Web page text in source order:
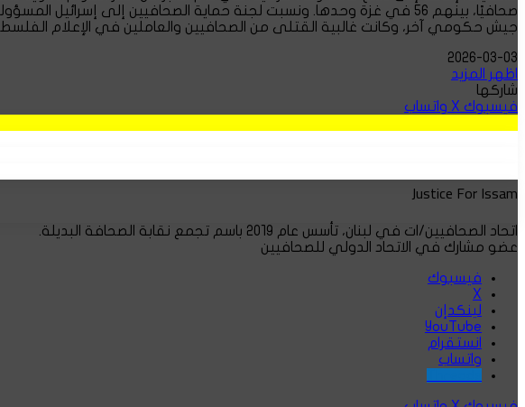
صحافيًا، بينهم 56 في غزة وحدها. ونسبت لجنة حماية الصحافيين إلى
جيش حكومي آخر، وكانت غالبية القتلى من الصحافيين والعاملين في الإعلام
2026-03-03
اظهر المزيد
شاركها
فيسبوك ‫X واتساب
Justice For Issam
اتحاد الصحافيين/ات في لبنان، تأسس عام ٢٠١٩ باسم تجمع نقابة الصحافة البديلة.
عضو مشارك في الاتحاد الدولي للصحافيين
فيسبوك
‫X
لينكدإن
‫YouTube
انستقرام
واتساب